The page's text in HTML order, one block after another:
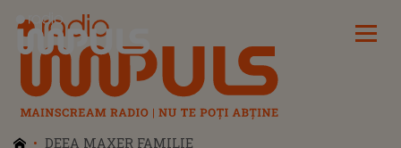
Radio Impuls
DEEA MAXER FAMILIE